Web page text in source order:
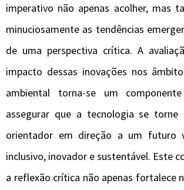
imperativo não apenas acolher, mas
minuciosamente as tendências
de uma perspectiva crítica. A
impacto dessas inovações nos
ambiental torna-se um
assegurar que a tecnologia se torne
orientador em direção a um futuro
inclusivo, inovador e sustentável. Este
a reflexão crítica não apenas fortalece